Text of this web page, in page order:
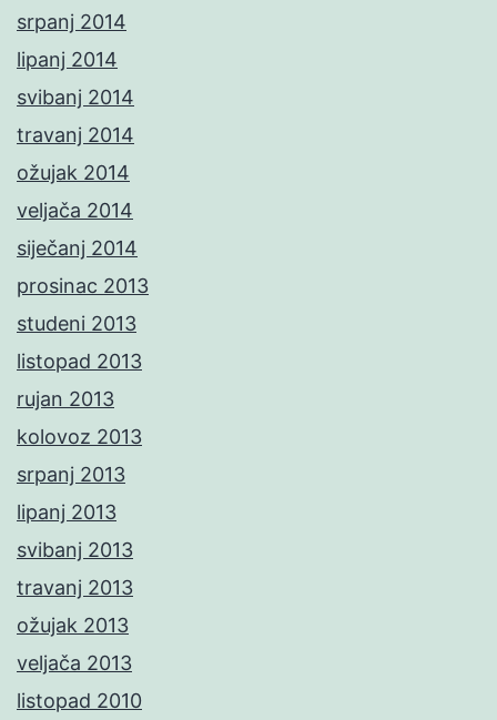
srpanj 2014
lipanj 2014
svibanj 2014
travanj 2014
ožujak 2014
veljača 2014
siječanj 2014
prosinac 2013
studeni 2013
listopad 2013
rujan 2013
kolovoz 2013
srpanj 2013
lipanj 2013
svibanj 2013
travanj 2013
ožujak 2013
veljača 2013
listopad 2010